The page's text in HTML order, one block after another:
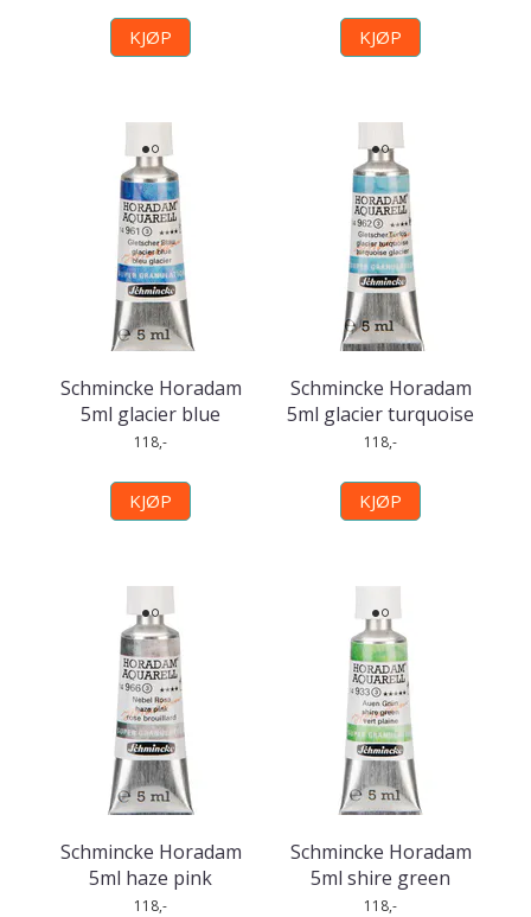
KJØP KJØP
Schmincke Horadam
5ml glacier blue
118,-
KJØP
Schmincke Horadam
5ml glacier turquoise
118,-
KJØP
Schmincke Horadam
5ml haze pink
118,-
Schmincke Horadam
5ml shire green
118,-